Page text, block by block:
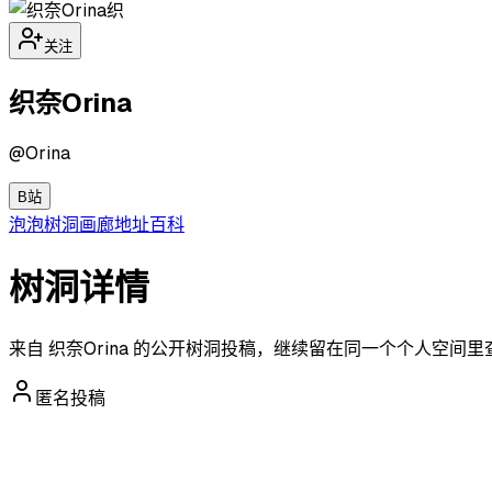
织
关注
织奈Orina
@Orina
B站
泡泡树洞画廊地址百科
树洞详情
来自 织奈Orina 的公开树洞投稿，继续留在同一个个人空间里
匿名投稿